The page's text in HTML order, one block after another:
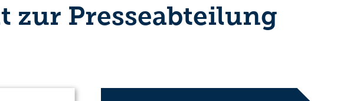
zur Presseabteilung